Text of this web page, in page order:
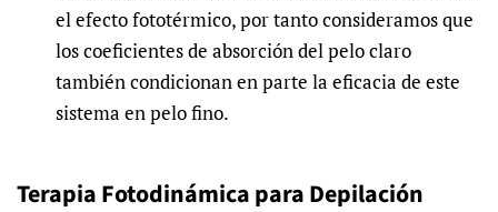
el efecto fototérmico, por tanto consideramos que
los coeficientes de absorción del pelo claro
también condicionan en parte la eficacia de este
sistema en pelo fino.
Terapia Fotodinámica para Depilación